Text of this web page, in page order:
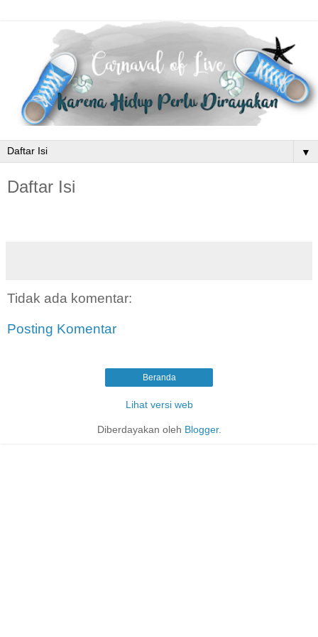
▼
Daftar Isi
Tidak ada komentar:
Posting Komentar
Beranda
Lihat versi web
Diberdayakan oleh Blogger.